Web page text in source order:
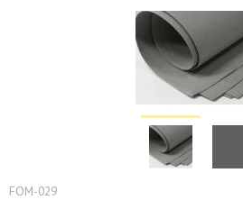
FOM-029